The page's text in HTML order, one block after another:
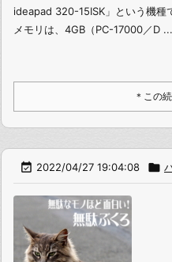
ideapad 320-15ISK」という機
メモリは、4GB（PC-17000／D ...
＊この
 2022/04/27 19:04:08 